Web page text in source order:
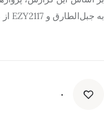
به جبل‌الطارق و EZY2117 از منچستر به پاریس شارل دو گل بودند.
۰